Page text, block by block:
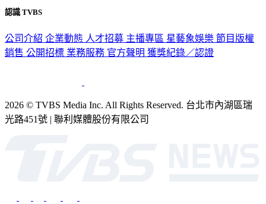
認識 TVBS
公司介紹 企業動態 人才招募 主播專區 星藝象娛樂 節目版權
銷售 公開招標 業務服務 官方聲明 獲獎紀錄／認證
2026 © TVBS Media Inc. All Rights Reserved. 台北市內湖區瑞
光路451號 | 聯利媒體股份有限公司